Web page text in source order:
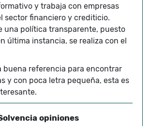
y trabaja con empresas
sector financiero y crediticio.
una política transparente, puesto
última instancia, se realiza con el
buena referencia para encontrar
y con poca letra pequeña, esta es
opiniones